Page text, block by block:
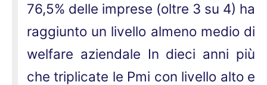
76,5% delle imprese (oltre 3 su 4) ha
raggiunto un livello almeno medio di
welfare aziendale In dieci anni più
che triplicate le Pmi con livello alto e